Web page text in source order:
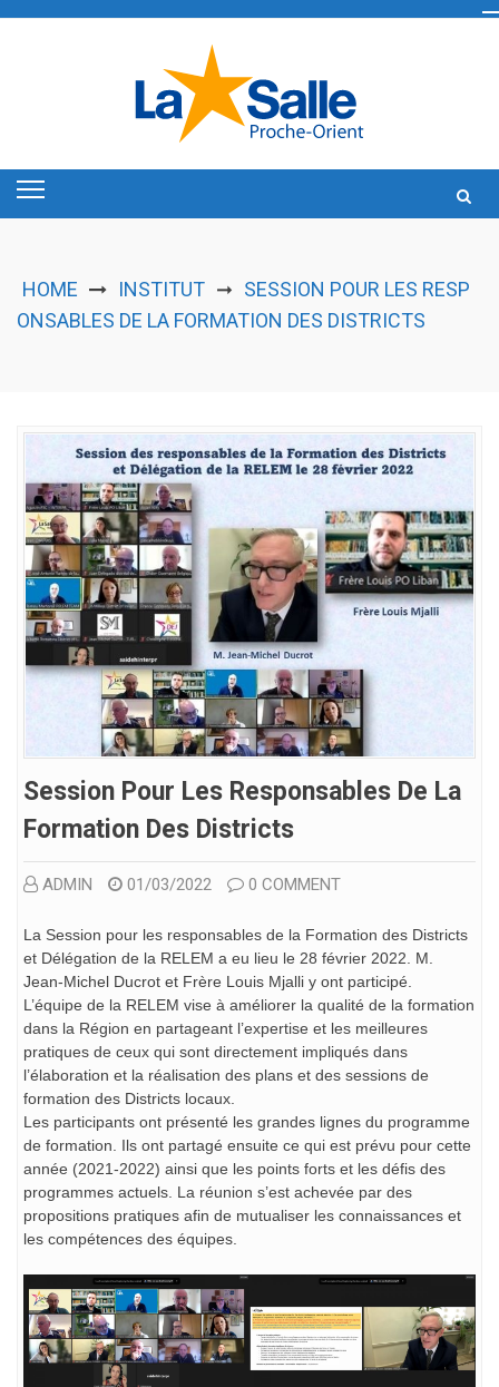
HOME INSTITUT ➞ SESSION POUR LES RESP
ONSABLES DE LA FORMATION DES DISTRICTS
Session Pour Les Responsables De La
Formation Des Districts
ADMIN 01/03/2022 0 COMMENT
La Session pour les responsables de la Formation des Districts
et Délégation de la RELEM a eu lieu le 28 février 2022. M.
Jean-Michel Ducrot et Frère Louis Mjalli y ont participé.
L’équipe de la RELEM vise à améliorer la qualité de la formation
dans la Région en partageant l’expertise et les meilleures
pratiques de ceux qui sont directement impliqués dans
l’élaboration et la réalisation des plans et des sessions de
formation des Districts locaux.
Les participants ont présenté les grandes lignes du programme
de formation. Ils ont partagé ensuite ce qui est prévu pour cette
année (2021-2022) ainsi que les points forts et les défis des
programmes actuels. La réunion s’est achevée par des
propositions pratiques afin de mutualiser les connaissances et
les compétences des équipes.